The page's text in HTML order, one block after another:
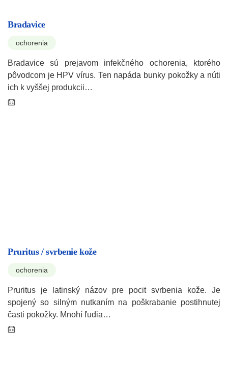
Bradavice
ochorenia
Bradavice sú prejavom infekčného ochorenia, ktorého
pôvodcom je HPV vírus. Ten napáda bunky pokožky a núti
ich k vyššej produkcii…
Pruritus / svrbenie kože
ochorenia
Pruritus je latinský názov pre pocit svrbenia kože. Je
spojený so silným nutkaním na poškrabanie postihnutej
časti pokožky. Mnohí ľudia…